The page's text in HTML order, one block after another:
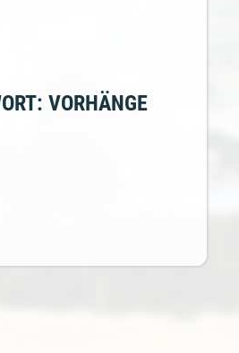
VORHÄNGE